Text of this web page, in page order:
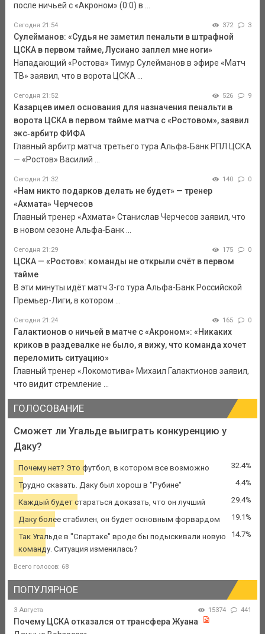
после ничьей с «Акроном» (0:0) в ...
Сегодня 21:54 372 3
Сулейманов: «Судья не заметил пенальти в штрафной
ЦСКА в первом тайме, Лусиано заплел мне ноги»
Нападающий «Ростова» Тимур Сулейманов в эфире «Матч
ТВ» заявил, что в ворота ЦСКА ...
Сегодня 21:52 526 9
Казарцев имел основания для назначения пенальти в
ворота ЦСКА в первом тайме матча с «Ростовом», заявил
экс‑арбитр ФИФА
Главный арбитр матча третьего тура Альфа‑Банк РПЛ ЦСКА
— «Ростов» Василий ...
Сегодня 21:32 140 0
«Нам никто подарков делать не будет» — тренер
«Ахмата» Черчесов
Главный тренер «Ахмата» Станислав Черчесов заявил, что
в новом сезоне Альфа‑Банк ...
Сегодня 21:29 175 0
ЦСКА — «Ростов»: команды не открыли счёт в первом
тайме
В эти минуты идёт матч 3-го тура Альфа-Банк Российской
Премьер-Лиги, в котором ...
Сегодня 21:24 165 0
Галактионов о ничьей в матче с «Акроном»: «Никаких
криков в раздевалке не было, я вижу, что команда хочет
переломить ситуацию»
Главный тренер «Локомотива» Михаил Галактионов заявил,
что видит стремление ...
ГОЛОСОВАНИЕ
Сможет ли Угальде выиграть конкуренцию у
Даку?
Почему нет? Это футбол, в котором все возможно 32.4%
Трудно сказать. Даку был хорош в "Рубине" 4.4%
Каждый будет стараться доказать, что он лучший 29.4%
Даку более стабилен, он будет основным форвардом 19.1%
Так Угальде в "Спартаке" вроде бы подыскивали новую
команду. Ситуация изменилась?
14.7%
Всего голосов: 68
ПОПУЛЯРНОЕ
3 Августа 15374 441
Почему ЦСКА отказался от трансфера Жуана